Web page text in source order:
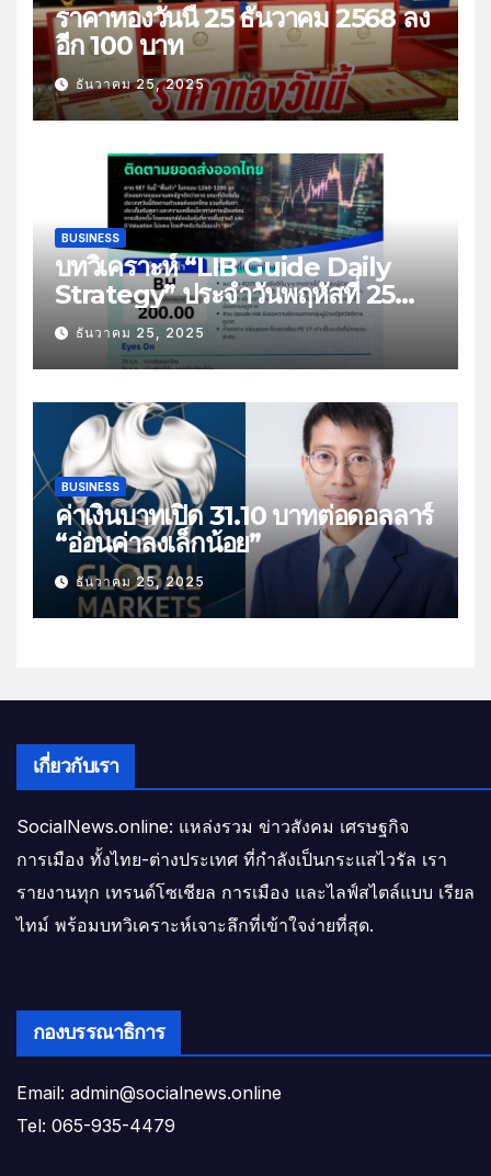
ราคาทองวันนี้ 25 ธันวาคม 2568 ลง
อีก 100 บาท
ธันวาคม 25, 2025
BUSINESS
บทวิเคราะห์ “LIB Guide Daily
Strategy” ประจำวันพฤหัสที่ 25
ธันวาคม 2568 หัวข้อ “ติดตามยอด
ส่งออกไทย”
ธันวาคม 25, 2025
BUSINESS
ค่าเงินบาทเปิด 31.10 บาทต่อดอลลาร์
“อ่อนค่าลงเล็กน้อย”
ธันวาคม 25, 2025
เกี่ยวกับเรา
SocialNews.online: แหล่งรวม ข่าวสังคม เศรษฐกิจ
การเมือง ทั้งไทย-ต่างประเทศ ที่กำลังเป็นกระแสไวรัล เรา
รายงานทุก เทรนด์โซเชียล การเมือง และไลฟ์สไตล์แบบ เรียล
ไทม์ พร้อมบทวิเคราะห์เจาะลึกที่เข้าใจง่ายที่สุด.
กองบรรณาธิการ
Email: admin@socialnews.online
Tel: 065-935-4479